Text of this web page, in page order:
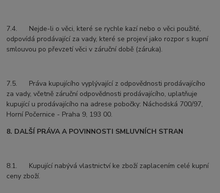
7.4. Nejde-li o věci, které se rychle kazí nebo o věci použité,
odpovídá prodávající za vady, které se projeví jako rozpor s kupní
smlouvou po převzetí věci v záruční době (záruka).
7.5. Práva kupujícího vyplývající z odpovědnosti prodávajícího
za vady, včetně záruční odpovědnosti prodávajícího, uplatňuje
kupující u prodávajícího na adrese pobočky: Náchodská 700/97,
Horní Počernice - Praha 9, 193 00.
8. DALŠÍ PRÁVA A POVINNOSTI SMLUVNÍCH STRAN
8.1. Kupující nabývá vlastnictví ke zboží zaplacením celé kupní
ceny zboží.